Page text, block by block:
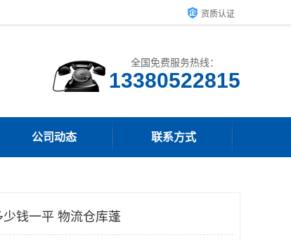
资质认证
全国免费服务热线：
13380522815
公司动态 联系方式
钱一平 物流仓库蓬